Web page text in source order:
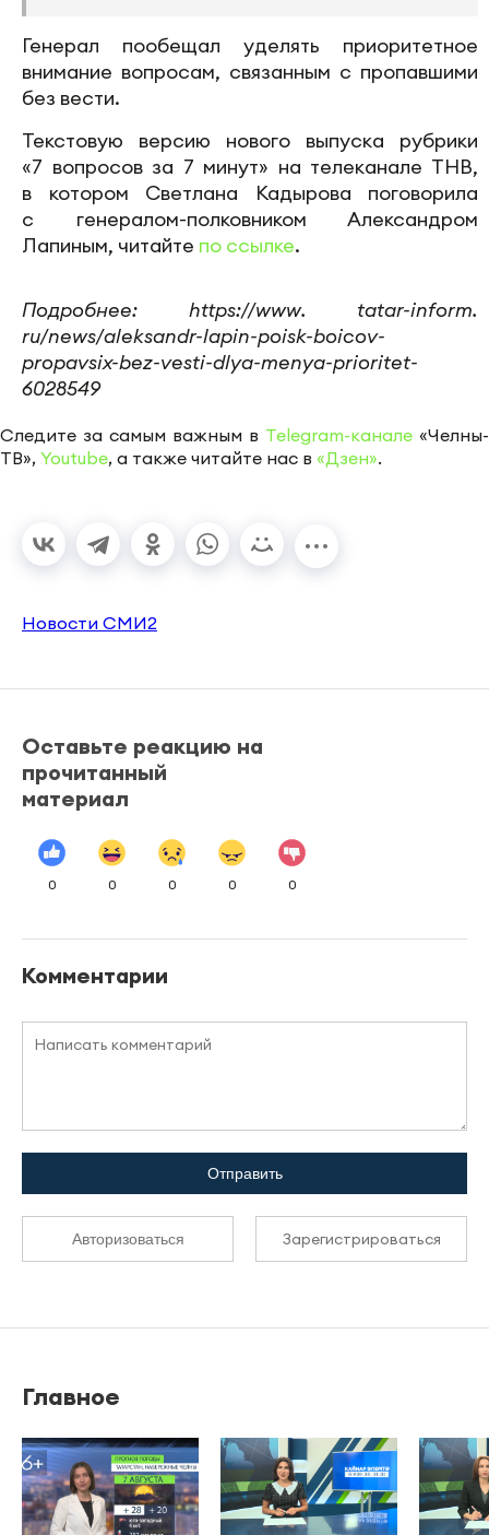
Генерал пообещал уделять приоритетное
внимание вопросам, связанным с пропавшими
без вести.
Текстовую версию нового выпуска рубрики
«7 вопросов за 7 минут» на телеканале ТНВ,
в котором Светлана Кадырова поговорила
с генералом-полковником Александром
Лапиным, читайте по ссылке.
Подробнее: https://www. tatar-inform.
ru/news/aleksandr-lapin-poisk-boicov-
propavsix-bez-vesti-dlya-menya-prioritet-
6028549
Следите за самым важным в Telegram-канале «Челны-
ТВ», Youtube, а также читайте нас в «Дзен».
Новости СМИ2
Оставьте реакцию на
прочитанный
материал
0 0 0 0 0
Комментарии
Отправить
Авторизоваться Зарегистрироваться
Главное